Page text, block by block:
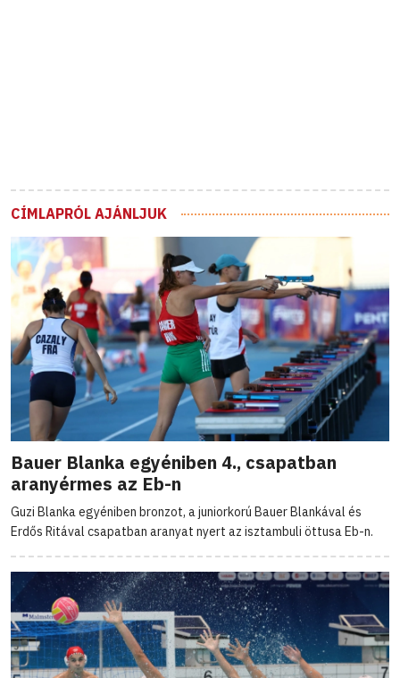
CÍMLAPRÓL AJÁNLJUK
Bauer Blanka egyéniben 4., csapatban
aranyérmes az Eb-n
Guzi Blanka egyéniben bronzot, a juniorkorú Bauer Blankával és
Erdős Ritával csapatban aranyat nyert az isztambuli öttusa Eb-n.